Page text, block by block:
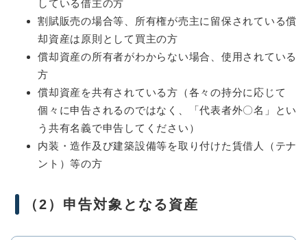
している借主の方
割賦販売の場合等、所有権が売主に留保されている償
却資産は原則として買主の方
償却資産の所有者がわからない場合、使用されている
方
償却資産を共有されている方（各々の持分に応じて
個々に申告されるのではなく、「代表者外〇名」とい
う共有名義で申告してください）
内装・造作及び建築設備等を取り付けた賃借人（テナ
ント）等の方
（2）申告対象となる資産